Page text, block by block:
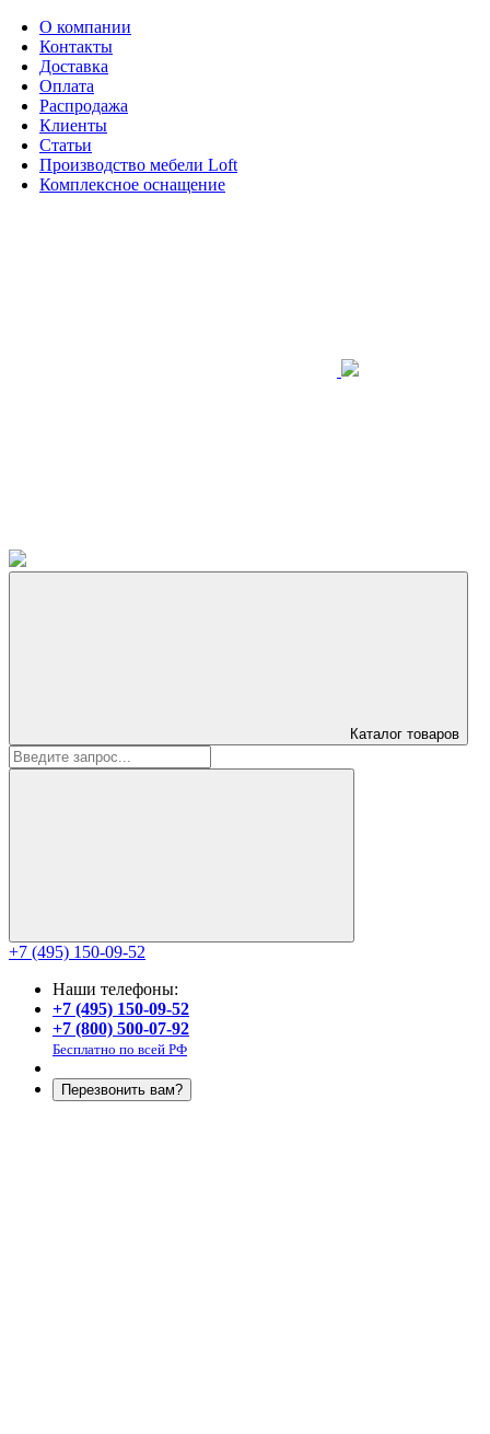
О компании
Контакты
Доставка
Оплата
Распродажа
Клиенты
Статьи
Производство мебели Loft
Комплексное оснащение
Каталог товаров
+7 (495) 150-09-52
Наши телефоны:
+7 (495) 150-09-52
+7 (800) 500-07-92
Бесплатно по всей РФ
Перезвонить вам?